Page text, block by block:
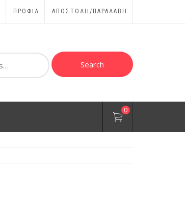
ΠΡΟΦΊΛ ΑΠΟΣΤΟΛΗ/ΠΑΡΑΛΑΒΗ
Search
0